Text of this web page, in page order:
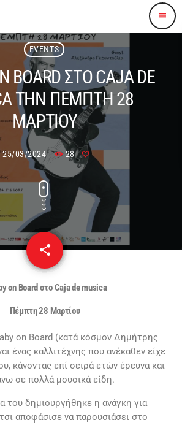
menu
EVENTS
BOARD ΣΤΟ CAJA DE
ΤΗΝ ΠΕΜΠΤΗ 28
ΜΑΡΤΙΟΥ
25/03/2024 28
share
email
on Board στοCaja de musica
Πέμπτη 28 Μαρτίου
on Board (κατά κόσμον Δημήτρης
ένας καλλιτέχνης που ανέκαθεν είχε
κάνοντας επί σειρά ετών έρευνα και
σε πολλά μουσικά είδη.
του δημιουργήθηκε η ανάγκη για
αποφάσισε να παρουσιάσει στο